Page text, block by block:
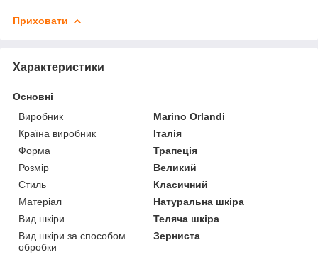
Приховати
Характеристики
Основні
Виробник
Marino Orlandi
Країна виробник
Італія
Форма
Трапеція
Розмір
Великий
Стиль
Класичний
Матеріал
Натуральна шкіра
Вид шкіри
Теляча шкіра
Вид шкіри за способом
обробки
Зерниста